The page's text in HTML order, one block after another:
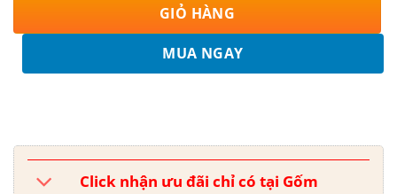
GIỎ HÀNG
MUA NGAY
Click nhận ưu đãi chỉ có tại Gốm